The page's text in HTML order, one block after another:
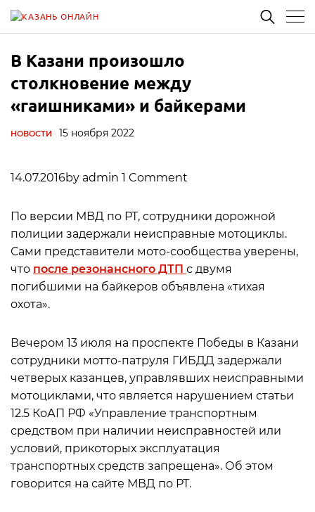
В Казани произошло
столкновение между
«гаишниками» и байкерами
НОВОСТИ 15 ноября 2022
14.07.2016by admin 1 Comment
По версии МВД по РТ, сотрудники дорожной
полиции задержали неисправные мотоциклы.
Сами представители мото-сообщества уверены,
что после резонансного ДТП с двумя
погибшими на байкеров объявлена «тихая
охота».
Вечером 13 июля на проспекте Победы в Казани
сотрудники мотто-патруля ГИБДД задержали
четверых казанцев, управлявших неисправными
мотоциклами, что является нарушением статьи
12.5 КоАП РФ «Управление транспортным
средством при наличии неисправностей или
условий, прикоторых эксплуатация
транспортных средств запрещена». Об этом
говорится на сайте МВД по РТ.